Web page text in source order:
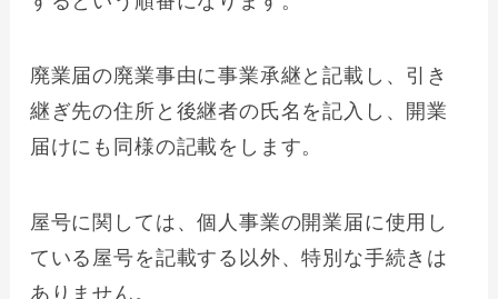
廃業届の廃業事由に事業承継と記載し、引き
継ぎ先の住所と後継者の氏名を記入し、開業
届けにも同様の記載をします。
屋号に関しては、個人事業の開業届に使用し
ている屋号を記載する以外、特別な手続きは
ありません。